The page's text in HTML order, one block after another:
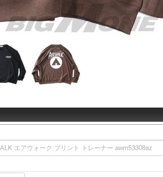
エアウォーク プリント トレーナー awm53308az